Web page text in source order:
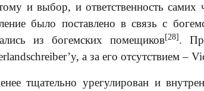
и выбор, и ответственность
было поставлено в связь с
из богемских помещиков[28] .
а за его отсутствием –
тщательно урегулирован и